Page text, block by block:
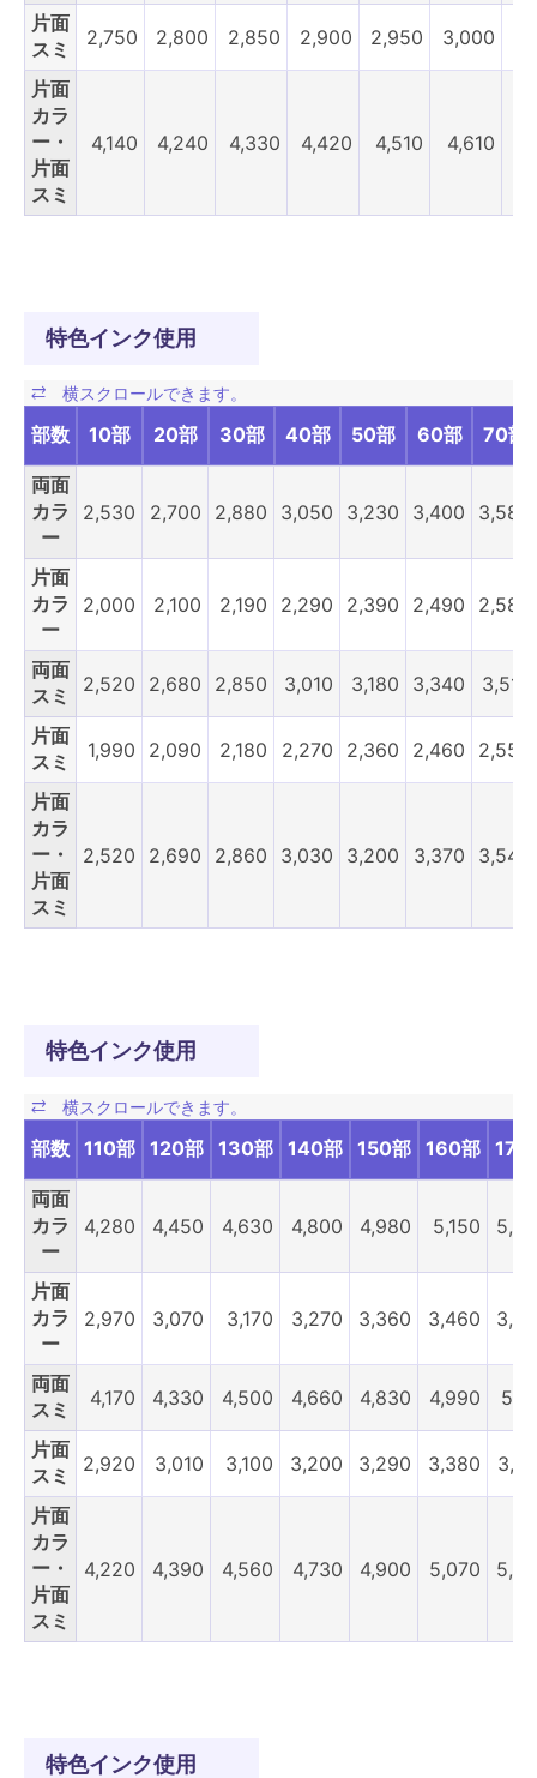
片面
スミ
2,750 2,800 2,850 2,900 2,950 3,000
片面
カラ
ー・
片面
スミ
4,140 4,240 4,330 4,420 4,510 4,610
特色インク使用
部数 10部 20部 30部 40部 50部 60部 70部
両面
カラ
ー
2,530 2,700 2,880 3,050 3,230 3,400 3,580
片面
カラ
ー
2,000 2,100 2,190 2,290 2,390 2,490 2,580
両面
スミ
2,520 2,680 2,850 3,010 3,180 3,340 3,510
片面
スミ
1,990 2,090 2,180 2,270 2,360 2,460 2,550
片面
カラ
ー・
片面
スミ
2,520 2,690 2,860 3,030 3,200 3,370 3,540
特色インク使用
部数 110部 120部 130部 140部 150部 160部 170
両面
カラ
ー
4,280 4,450 4,630 4,800 4,980 5,150
片面
カラ
ー
2,970 3,070 3,170 3,270 3,360 3,460
両面
スミ
4,170 4,330 4,500 4,660 4,830 4,990
片面
スミ
2,920 3,010 3,100 3,200 3,290 3,380
片面
カラ
ー・
片面
スミ
4,220 4,390 4,560 4,730 4,900 5,070
特色インク使用